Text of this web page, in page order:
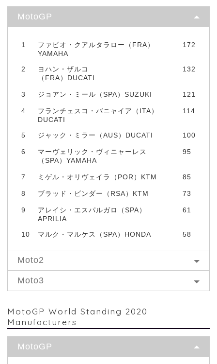
MotoGP
1
ファビオ・クアルタラロー（FRA）
YAMAHA
172
2
ヨハン・ザルコ
（FRA）DUCATI
132
3 ジョアン・ミール（SPA）SUZUKI 121
4
フランチェスコ・バニャイア（ITA）
DUCATI
114
5 ジャック・ミラー（AUS）DUCATI 100
6
マーヴェリック・ヴィニャーレス
（SPA）YAMAHA
95
7 ミゲル・オリヴェイラ（POR）KTM 85
8 ブラッド・ビンダー（RSA）KTM 73
9
アレイシ・エスパルガロ（SPA）
APRILIA
61
10 マルク・マルケス（SPA）HONDA 58
Moto2
Moto3
MotoGP World Standing 2020
Manufacturers
MotoGP